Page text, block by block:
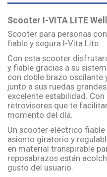
Scooter I-VITA LITE
Scooter para personas
fiable y segura I-Vita Lite.
Con esta scooter
y fiable gracias a su
con doble brazo oscilante
junto a sus ruedas
excelente estabilidad.
retrovisores que te
momento del día.
Un scooter eléctrico
asiento giratorio y
en material transpirable
reposabrazos están
gusto del usuario.